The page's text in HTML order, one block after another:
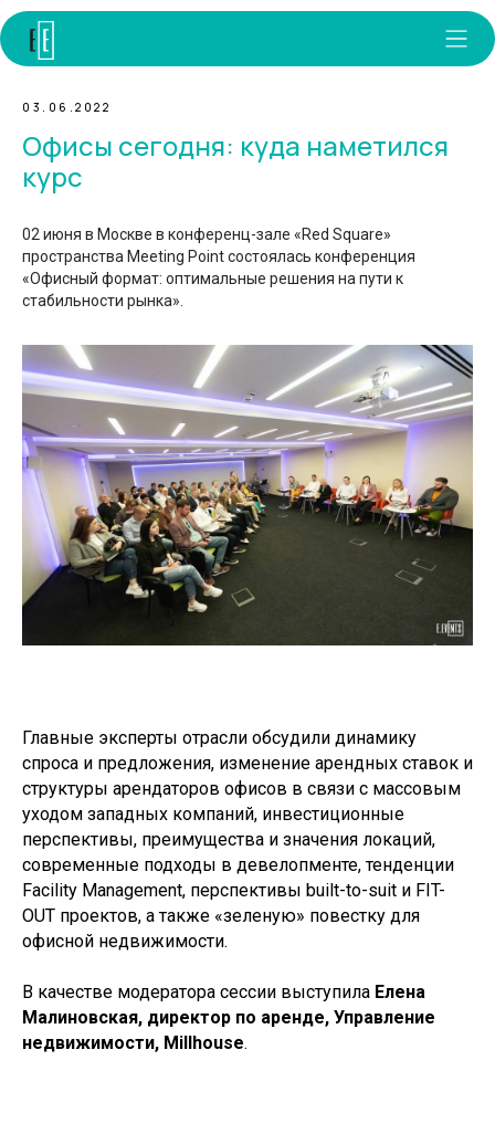
03.06.2022
Офисы сегодня: куда наметился
курс
02 июня в Москве в конференц-зале «Red Square»
пространства Meeting Point состоялась конференция
«Офисный формат: оптимальные решения на пути к
стабильности рынка».
Главные эксперты отрасли обсудили динамику
спроса и предложения, изменение арендных ставок и
структуры арендаторов офисов в связи с массовым
уходом западных компаний, инвестиционные
перспективы, преимущества и значения локаций,
современные подходы в девелопменте, тенденции
Facility Management, перспективы built-to-suit и FIT-
OUT проектов, а также «зеленую» повестку для
офисной недвижимости.
В качестве модератора сессии выступила Елена
Малиновская, директор по аренде, Управление
недвижимости, Millhouse.